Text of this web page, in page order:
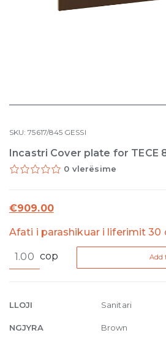
SKU:75617/845 GESSI
Incastri Cover plate for TECE
0 vlerësime
€909.00
Afati i parashikuar i liferimit 30
Cover
TECE
Dark
cop Add
LLOJI Sanitari
NGJYRA Brown